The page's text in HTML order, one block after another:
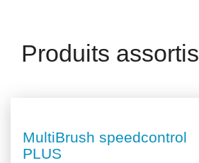
Produits assortis
MultiBrush speedcontrol
PLUS